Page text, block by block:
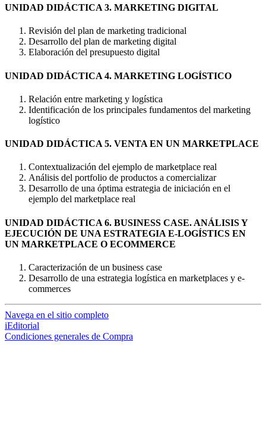
UNIDAD DIDÁCTICA 3. MARKETING DIGITAL
Revisión del plan de marketing tradicional
Desarrollo del plan de marketing digital
Elaboración del presupuesto digital
UNIDAD DIDÁCTICA 4. MARKETING LOGÍSTICO
Relación entre marketing y logística
Identificación de los principales fundamentos del marketing
logístico
UNIDAD DIDÁCTICA 5. VENTA EN UN MARKETPLACE
Contextualización del ejemplo de marketplace real
Análisis del portfolio de productos a comercializar
Desarrollo de una óptima estrategia de iniciación en el
ejemplo del marketplace real
UNIDAD DIDÁCTICA 6. BUSINESS CASE. ANÁLISIS Y
EJECUCIÓN DE UNA ESTRATEGIA E-LOGÍSTICS EN
UN MARKETPLACE O ECOMMERCE
Caracterización de un business case
Desarrollo de una estrategia logística en marketplaces y e-
commerces
Navega en el sitio completo
iEditorial
Condiciones generales de Compra